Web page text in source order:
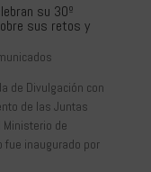
su 30º
sus retos y
de Divulgación con
de las Juntas
de
fue inaugurado por